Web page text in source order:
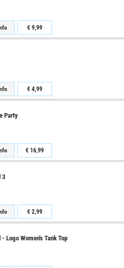
€ 9,99
€ 4,99
Party
€ 16,99
3
€ 2,99
Logo Women's Tank Top